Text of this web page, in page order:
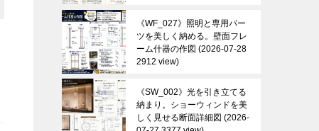
《WF_027》照明と専用パー
ツを美しく納める。壁面フレ
ーム什器の作図
2026-07-28
2912 view
《SW_002》光を引き立てる
納まり。ショーウィンドを美
しく見せる断面詳細図
2026-